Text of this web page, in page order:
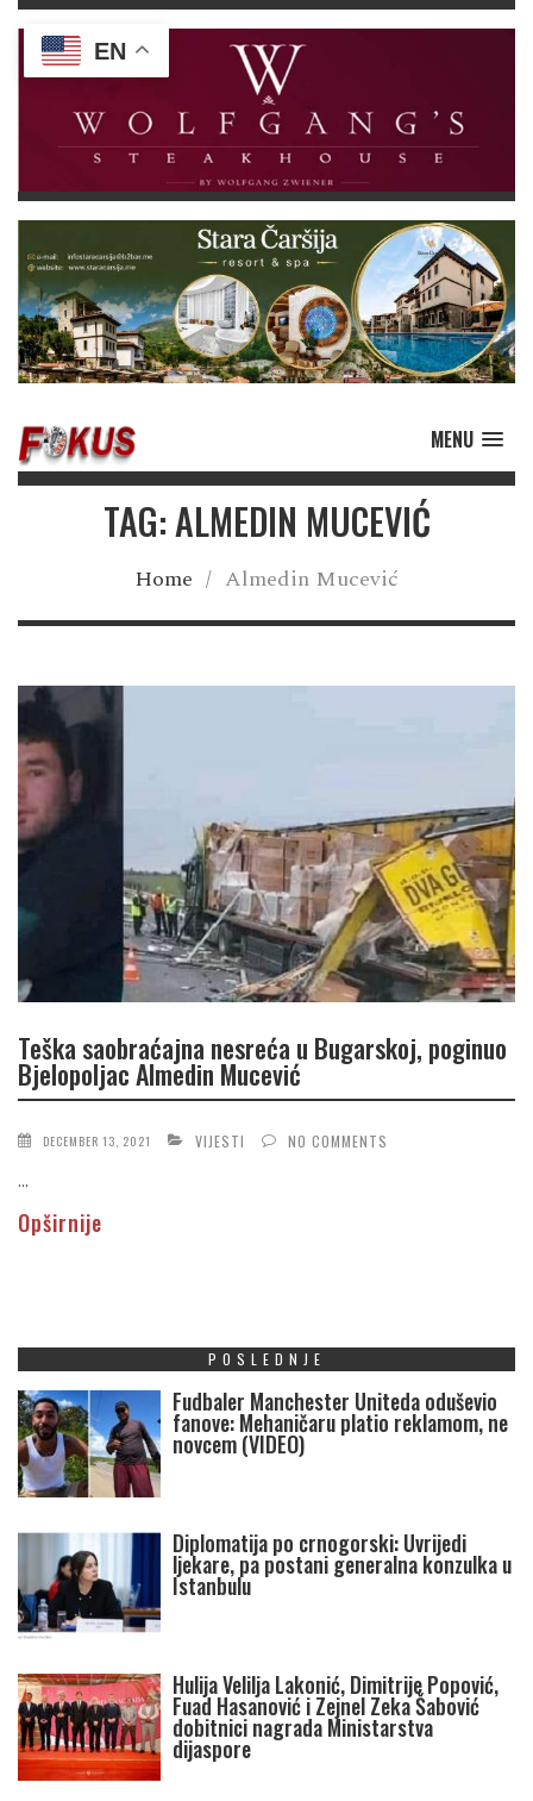
MENU
TAG: ALMEDIN MUCEVIĆ
Home / Almedin Mucević
Teška saobraćajna nesreća u Bugarskoj, poginuo
Bjelopoljac Almedin Mucević
DECEMBER 13, 2021 VIJESTI NO COMMENTS
...
Opširnije
POSLEDNJE
Fudbaler Manchester Uniteda oduševio
fanove: Mehaničaru platio reklamom, ne
novcem (VIDEO)
Diplomatija po crnogorski: Uvrijedi
ljekare, pa postani generalna konzulka u
Istanbulu
Hulija Velilja Lakonić, Dimitrije Popović,
Fuad Hasanović i Zejnel Zeka Šabović
dobitnici nagrada Ministarstva
dijaspore
EN